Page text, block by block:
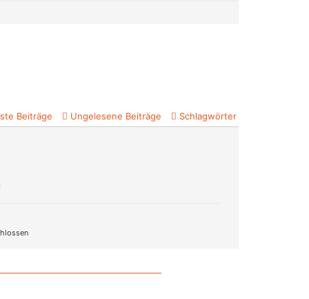
Beiträge Ungelesene Beiträge Schlagwörter